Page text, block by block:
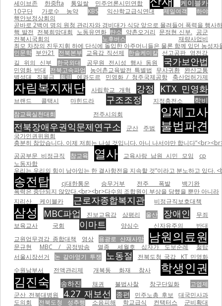
세이브존
한중fta 통일쌀 민주언론시민연합 케이블카
10구단 가로수 농약 KBS 익산학교급식연대 제일여객
하야
핵안보정상회의
곧바로 2백여 명의 원청 관리자와 경비대가 식당 앞으로 몰려들어 폭력을 행
핵 발전 전북희망대회 노동유연화 탄소 약촌오거리 문정현 신부. 공군
전북시국회의
노후버스
재량사업비
최모 차장의 진두지휘 하에 단식에 돌입한 아주머니들은 물론 함께 있던 농
인문학 부안21 전북본부 교육감 직선제 한솔케미칼 선고공판 영전강
길 위의 신부
한국외대 공무원 전시성 행사 동원 국가보안법
민영화 반대 전북고속파업 농어촌교육발전 특별법 무사귀환 완산교통
벽성대
직불금 횡령 에콰도르 민영화 / 청주국제공항 축산업허가제
자림복지재단 사립학교 개혁 강정 KTX 민영화
브랜드 콜택시 마힌드라 구조조정 지정충전소 학비
참교육실천대회 전주시의회 일제고사
전북장애우권익문제연구소 군산 주범 불법파견
국가인권위원회
충분히 참았습니다. 이제 저희는 나설 것입니다. 아니 나서야만 합니다
공공부문 비정규직
참교육 열사 교육사랑 남원 시민 모임
cp
노동자합
우리는 우리의 힘이 남아있는 한 결사항전을 지속할 것”이라고 분노하고 있다.
송전탑 cj대한통운 승무거부 전주 폭발
백기완
폭력은 중단되지 않았다.<br><br>다수의 조합원이 부상을 당했을 뿐만 아니라
지리산 케이블카
근로자종합복지관 비정규직보호대책
삼성 MBC파업 진보교육감 삼평리 울산 장애인
무죄
보육교사
국회 이마트 양심수
신자유주의 반대
교원업무경감 종합대책
영상 용광로 산재사망 남원의료원
문규현 MBC / 공정방송 멸종 세월호 십자가 도보순례
철탑
서울시장선거
논 갈아엎기 투쟁 노동절 전북도청 국감
KT 민영화
수원남부서
전액관리제 개복동 화재 참사
학생인권
김진숙
송하진 채권 불법사찰 창구단일화
고엽제
군산 전북대병원
4.27 재보선 종편 민주노총 후보
대국민사과
도의회
전북도청 성추행 소음피해 학교급식 컨택터스
군비확대